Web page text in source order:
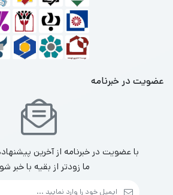
عضویت در خبرنامه
با عضویت در خبرنامه از آخرین
ما زودتر از بقیه با خبر